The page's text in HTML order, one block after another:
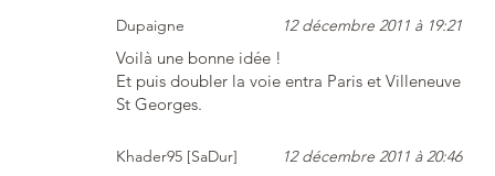
Dupaigne 12 décembre 2011 à 19:21
Voilà une bonne idée !
Et puis doubler la voie entra Paris et Villeneuve
St Georges.
Khader95 [SaDur] 12 décembre 2011 à 20:46